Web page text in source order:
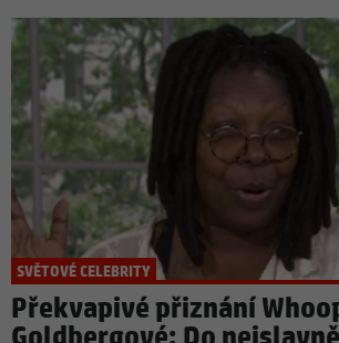
SVĚTOVÉ CELEBRITY
Překvapivé přiznání